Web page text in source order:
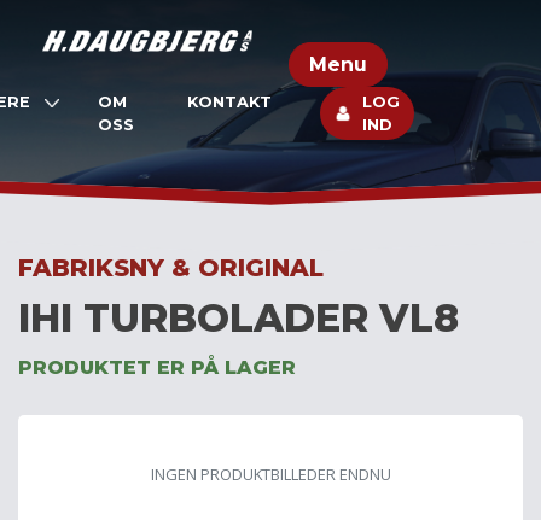
Menu
OM
OSS
KONTAKT
LOG
IND
FABRIKSNY & ORIGINAL
IHI TURBOLADER VL8
PRODUKTET ER PÅ LAGER
INGEN PRODUKTBILLEDER ENDNU